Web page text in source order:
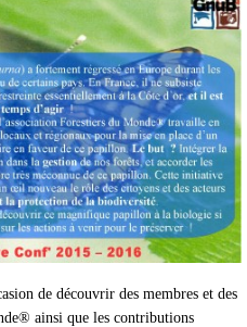
de découvrir des membres et des
ainsi que les contributions